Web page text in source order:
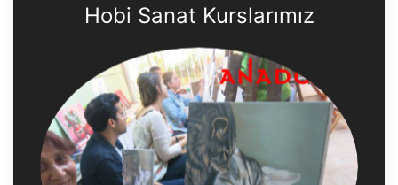
Hobi Sanat Kurslarımız